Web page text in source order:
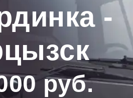
-
руб.